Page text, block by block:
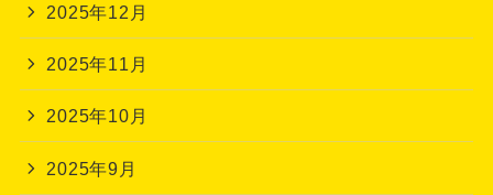
2025年12月
2025年11月
2025年10月
2025年9月